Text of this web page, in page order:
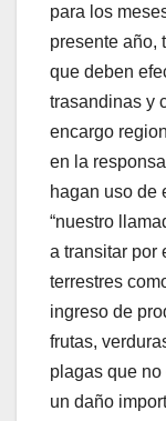
para los
presente año,
que deben
trasandinas y
encargo
en la
hagan uso de
“nuestro
a transitar por
terrestres
ingreso de
frutas,
plagas que
un daño